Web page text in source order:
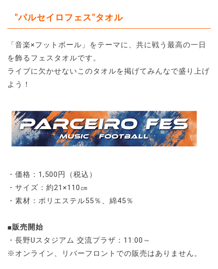
"パルセイロフェス"タオル
「音楽×フットボール」をテーマに、共に戦う最高の一日
を飾るフェスタオルです。
ライブに欠かせないこのタオルを掲げてみんなで盛り上げ
よう！
・価格：1,500円（税込）
・サイズ：約21×110㎝
・素材：ポリエステル55％、綿45％
■販売開始
・長野Uスタジアム 交流プラザ：11:00～
※オンライン、リバーフロントでの販売はありません。